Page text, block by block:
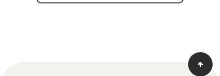
本規約の適用範囲および変更
規約を変更する必要が生じた場合には、適用法令に従い、本
規約を変更することができます。この場合、当社は、本サイ